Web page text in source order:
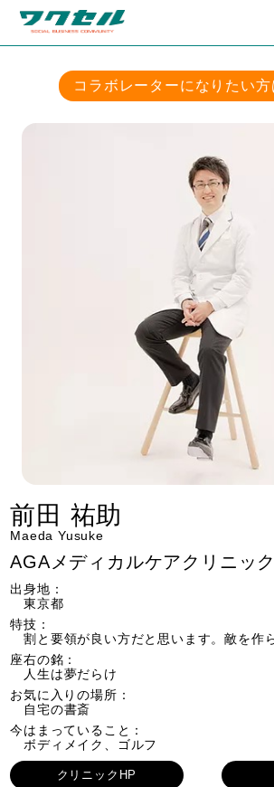
コラボレーターになりたい方
前田 祐助
Maeda Yusuke
AGAメディカルケアクリニッ
出身地：
東京都
特技：
割と要領が良い方だと思います。敵を作
座右の銘：
人生は夢だらけ
​お気に入りの場所：
自宅の書斎
今はまっていること：
ボディメイク、ゴルフ
クリニックHP